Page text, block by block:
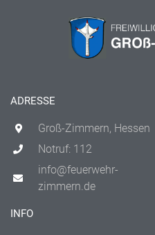
ADRESSE
Groß-Zimmern, Hessen
Notruf: 112
info@feuerwehr-
zimmern.de
INFO